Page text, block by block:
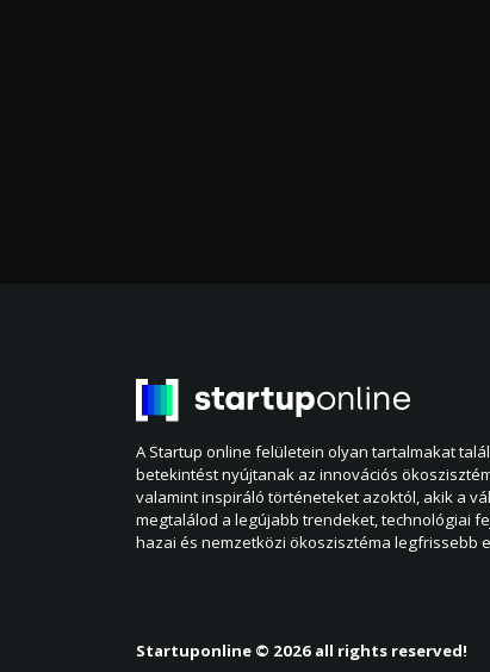
A Startup online felületein olyan tartalmakat
betekintést nyújtanak az innovációs
valamint inspiráló történeteket azoktól, akik a
megtalálod a legújabb trendeket, technológiai
hazai és nemzetközi ökoszisztéma legfrissebb
Startuponline © 2026 all rights reserved!